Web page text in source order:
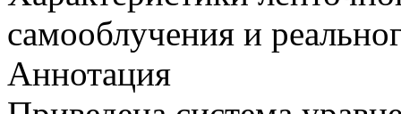
самооблучения и
Аннотация